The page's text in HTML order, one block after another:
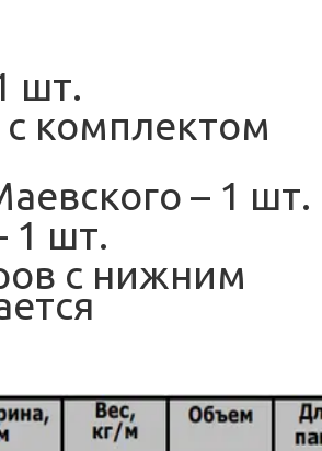
шт.
комплектом
– 1 шт.
1 шт.
с нижним